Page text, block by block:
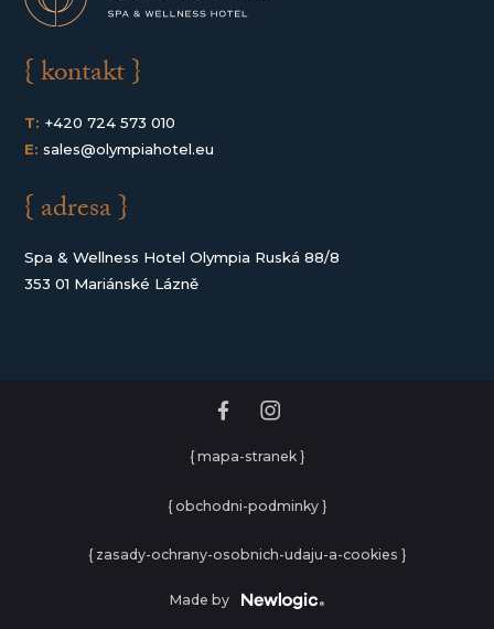
{ kontakt }
T: +420 724 573 010
E: sales@olympiahotel.eu
{ adresa }
Spa & Wellness Hotel Olympia Ruská 88/8
353 01 Mariánské Lázně
{ mapa-stranek }
{ obchodni-podminky }
{ zasady-ochrany-osobnich-udaju-a-cookies }
Made by